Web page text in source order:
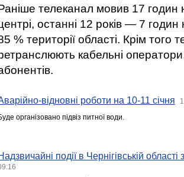
телеканал мовив 17
останні 12 років — 7 годин
% території області. Крім того
кабельні
відновні роботи на 10-11 січня
організовано підвіз питної води.
події в Чернігівській